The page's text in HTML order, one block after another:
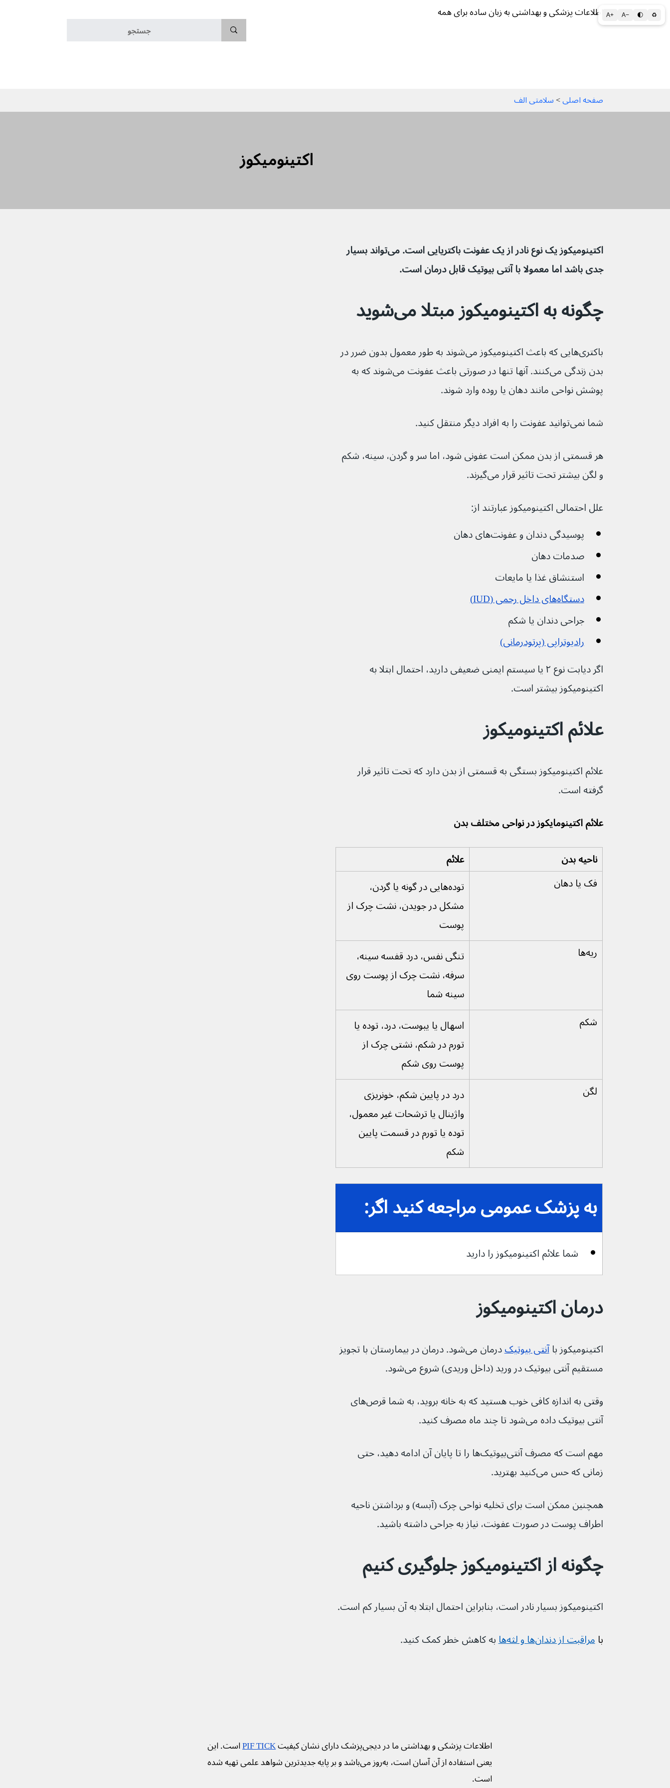
A+ A− 🌓 ♻ اطلاعات پزشکی و بهداشتی به زبان ساده برای همه
اکتینومیکوز
صفحه اصلی > سلامتی الف
اکتینومیکوز یک نوع نادر از یک عفونت باکتریایی است. می‌تواند بسیار
جدی باشد اما معمولا با آنتی بیوتیک قابل درمان است.
چگونه به اکتینومیکوز مبتلا می‌شوید
باکتری‌هایی که باعث اکتینومیکوز می‌شوند به طور معمول بدون ضرر در
بدن زندگی می‌کنند. آنها تنها در صورتی باعث عفونت می‌شوند که به
پوشش نواحی مانند دهان یا روده وارد شوند.
شما نمی‌توانید عفونت را به افراد دیگر منتقل کنید.
هر قسمتی از بدن ممکن است عفونی شود، اما سر و گردن، سینه، شکم
و لگن بیشتر تحت تاثیر قرار می‌گیرند.
علل احتمالی اکتینومیکوز عبارتند از:
پوسیدگی دندان و عفونت‌های دهان
صدمات دهان
استنشاق غذا یا مایعات
دستگاه‌های داخل رحمی (IUD)
جراحی دندان یا شکم
رادیوتراپی (پرتودرمانی)
اگر دیابت نوع ۲ یا سیستم ایمنی ضعیفی دارید، احتمال ابتلا به
اکتینومیکوز بیشتر است.
علائم اکتینومیکوز
علائم اکتینومیکوز بستگی به قسمتی از بدن دارد که تحت تاثیر قرار
گرفته است.
علائم اکتینومایکوز در نواحی مختلف بدن
علائم
ناحیه بدن
توده‌هایی در گونه یا گردن،
مشکل در جویدن، نشت چرک از
پوست
فک یا دهان
تنگی نفس، درد قفسه سینه،
سرفه، نشت چرک از پوست روی
سینه شما
ریه‌ها
اسهال یا یبوست، درد، توده یا
تورم در شکم، نشتی چرک از
پوست روی شکم
شکم
درد در پایین شکم، خونریزی
واژینال یا ترشحات غیر معمول،
توده یا تورم در قسمت پایین
شکم
لگن
به پزشک عمومی مراجعه کنید اگر:
شما علائم اکتینومیکوز را دارید
درمان اکتینومیکوز
اکتینومیکوز با آنتی بیوتیک
درمان می‌شود. درمان در بیمارستان با تجویز
مستقیم آنتی بیوتیک در ورید (داخل وریدی) شروع می‌شود.
وقتی به اندازه کافی خوب هستید که به خانه بروید، به شما قرص‌های
آنتی بیوتیک داده می‌شود تا چند ماه مصرف کنید.
مهم است که مصرف آنتی‌بیوتیک‌ها را تا پایان آن ادامه دهید، حتی
زمانی که حس می‌کنید بهترید.
همچنین ممکن است برای تخلیه نواحی چرک (آبسه) و برداشتن ناحیه
اطراف پوست در صورت عفونت، نیاز به جراحی داشته باشید.
چگونه از اکتینومیکوز جلوگیری کنیم
اکتینومیکوز بسیار نادر است، بنابراین احتمال ابتلا به آن بسیار کم است.
با مراقبت از دندان‌ها و لثه‌ها به کاهش خطر کمک کنید.
اطلاعات پزشکی و بهداشتی ما در دیجی‌پزشک دارای نشان کیفیتPIF TICKاست. این
یعنی استفاده از آن آسان است، به‌روز می‌باشد و بر پایه جدیدترین شواهد علمی تهیه شده
است.